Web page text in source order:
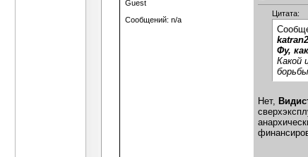
Guest
Сообщений: n/a
Цитата:
katran2
Фу,
Какой
Нет,